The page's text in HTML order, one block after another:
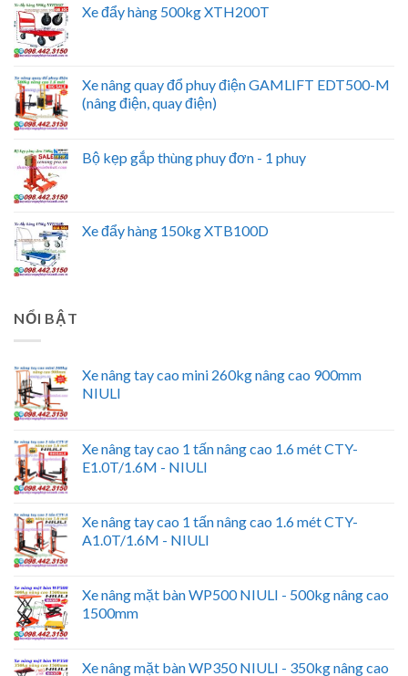
Xe đẩy hàng 500kg XTH200T
Xe nâng quay đổ phuy điện GAMLIFT EDT500-M
(nâng điện, quay điện)
Bộ kẹp gắp thùng phuy đơn - 1 phuy
Xe đẩy hàng 150kg XTB100D
NỔI BẬT
Xe nâng tay cao mini 260kg nâng cao 900mm
NIULI
Xe nâng tay cao 1 tấn nâng cao 1.6 mét CTY-
E1.0T/1.6M - NIULI
Xe nâng tay cao 1 tấn nâng cao 1.6 mét CTY-
A1.0T/1.6M - NIULI
Xe nâng mặt bàn WP500 NIULI - 500kg nâng cao
1500mm
Xe nâng mặt bàn WP350 NIULI - 350kg nâng cao